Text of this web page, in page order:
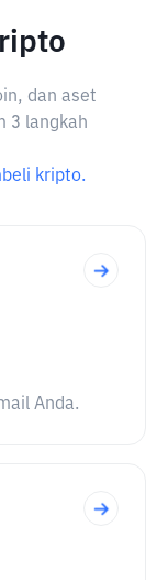
dan aset
3 langkah
kripto.
Anda.